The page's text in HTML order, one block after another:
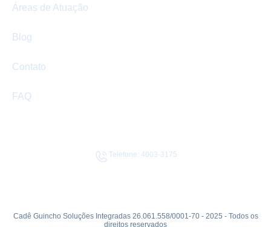
Áreas de Atuação
Blog
Contato
FAQ
Telefone: 4003-3175
Cadê Guincho Soluções Integradas 26.061.558/0001-70 - 2025 - Todos os
direitos reservados